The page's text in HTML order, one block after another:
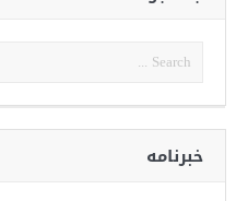
خبرنامه